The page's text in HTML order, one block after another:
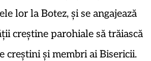
lor la Botez, și se angajează
creștine parohiale să trăiască
creștini și membri ai Bisericii.